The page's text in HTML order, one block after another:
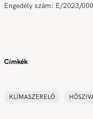
Engedély szám: E/2023/
Címkék
KLÍMASZERELŐ